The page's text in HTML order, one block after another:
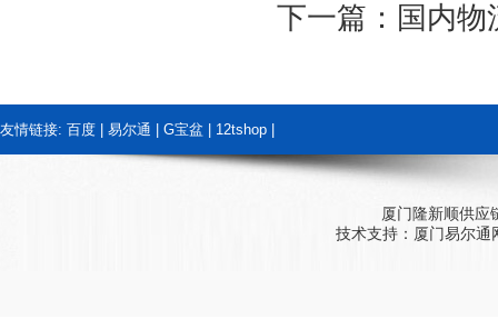
下一篇： 国内
友情链接: 百度 易尔通 G宝盆 12tshop
厦门隆新顺供
技术支持： 厦门易尔通